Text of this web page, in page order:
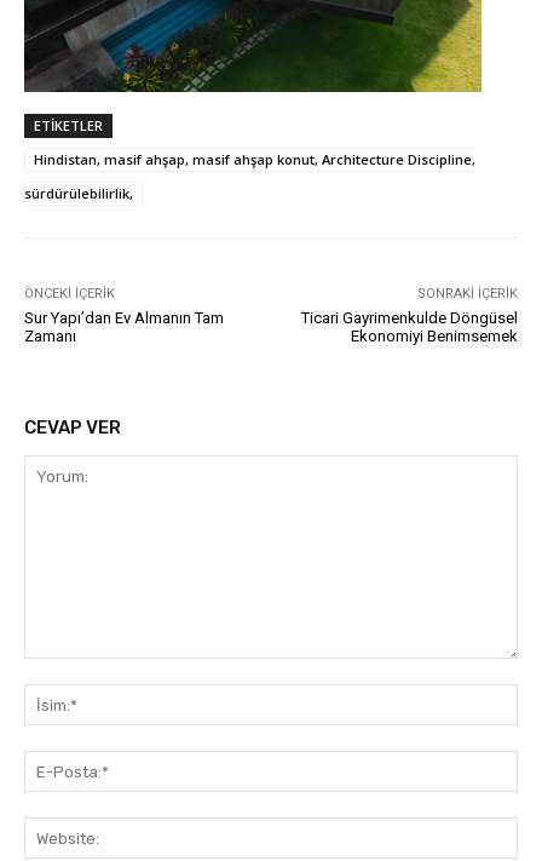
ETIKETLER
Hindistan, masif ahşap, masif ahşap konut, Architecture Discipline,
sürdürülebilirlik,
ÖNCEKI İÇERIK
Sur Yapı’dan Ev Almanın Tam
Zamanı
SONRAKI İÇERIK
Ticari Gayrimenkulde Döngüsel
Ekonomiyi Benimsemek
CEVAP VER